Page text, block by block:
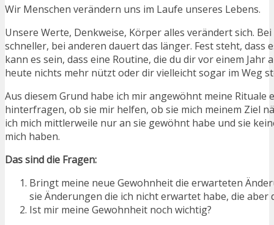
Wir Menschen verändern uns im Laufe unseres Lebens.
Unsere Werte, Denkweise, Körper alles verändert sich.
schneller, bei anderen dauert das länger. Fest steht, dass
kann es sein, dass eine Routine, die du dir vor einem Jahr
heute nichts mehr nützt oder dir vielleicht sogar im Weg
Aus diesem Grund habe ich mir angewöhnt meine Rituale
hinterfragen, ob sie mir helfen, ob sie mich meinem Ziel
ich mich mittlerweile nur an sie gewöhnt habe und sie
mich haben.
Das sind die Fragen:
Bringt meine neue Gewohnheit die erwarteten
sie Änderungen die ich nicht erwartet habe, die aber
Ist mir meine Gewohnheit noch wichtig?